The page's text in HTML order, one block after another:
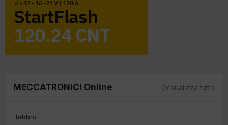
MECCATRONICI Online (Visualizza tutti)
fabbro